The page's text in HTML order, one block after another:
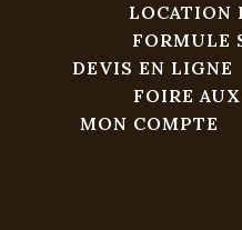
LOCATION
FORMULE
DEVIS EN LIGNE
FOIRE
MON COMPTE